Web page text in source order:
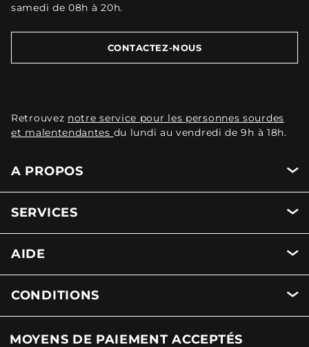
samedi de 08h à 20h.
CONTACTEZ-NOUS
Retrouvez notre service pour les personnes sourdes
et malentendantes du lundi au vendredi de 9h à 18h.
A PROPOS
SERVICES
AIDE
CONDITIONS
MOYENS DE PAIEMENT ACCEPTÉS